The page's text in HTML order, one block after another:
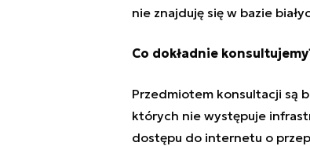
nie znajduję się w bazie
Co dokładnie
Przedmiotem konsultacji są
których nie występuje
dostępu do internetu o